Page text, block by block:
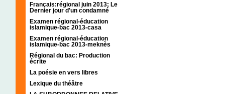
Français:régional juin 2013; Le
Dernier jour d'un condamné
Examen régional-éducation
islamique-bac 2013-casa
Examen régional-éducation
islamique-bac 2013-meknès
Régional du bac: Production
écrite
La poésie en vers libres
Lexique du théâtre